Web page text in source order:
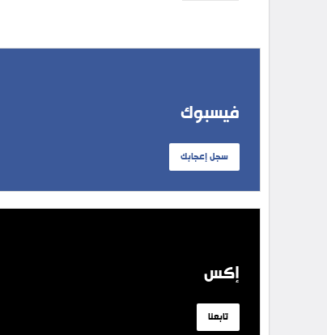
فيسبوك
سجل إعجابك
إكس
تابعنا